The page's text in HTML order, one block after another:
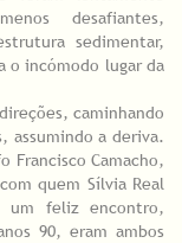
desafiantes,
sedimentar,
o incómodo lugar da
caminhando
assumindo a deriva.
Francisco Camacho,
quem Sílvia Real
um feliz encontro,
90, eram ambos